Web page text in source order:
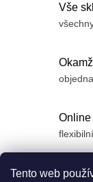
Tento web
Vše
Online
Z